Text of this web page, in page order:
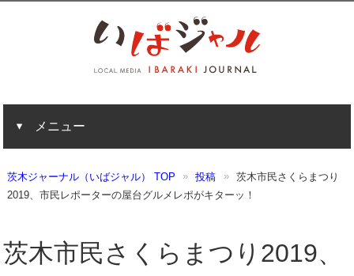
メニュー
茨木ジャーナル（いばジャル） TOP 投稿
茨木市民さくらまつり
2019、市民レポーターの屋台グルメレポがキターッ！
茨木市民さくらまつり2019、